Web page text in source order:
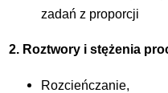
zadań z proporcji
2. Roztwory i stężenia
Rozcieńczanie,